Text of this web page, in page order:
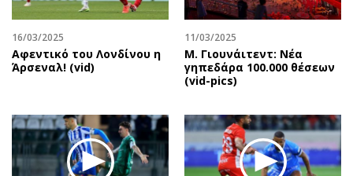
Αθλητισμός
Κύπρος
Ελλάδα
Διεθνή
Οικονομική
Οικονομία
Real Estate
Geek
Νέα
Κινητά-tablets
Social
Αφιερώματα
Πολιτική
Οικονομία
16/03/2025
Αφεντικό του Λονδίνου η
Άρσεναλ! (vid)
11/03/2025
Μ. Γιουνάιτεντ: Νέα
γηπεδάρα 100.000 θέσεων
(vid-pics)